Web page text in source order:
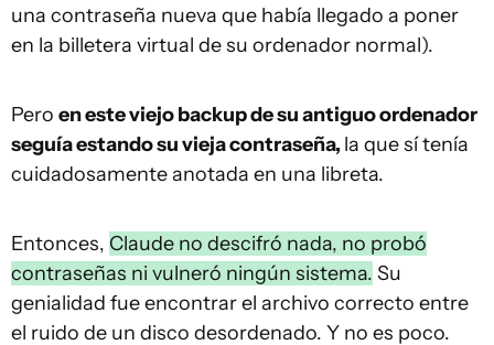
una contraseña nueva que había llegado a poner
en la billetera virtual de su ordenador normal).
Pero en este viejo backup de su antiguo ordenador
seguía estando su vieja contraseña, la que sí tenía
cuidadosamente anotada en una libreta.
Entonces, Claude no descifró nada, no probó
contraseñas ni vulneró ningún sistema. Su
genialidad fue encontrar el archivo correcto entre
el ruido de un disco desordenado. Y no es poco.